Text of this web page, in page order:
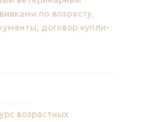
по возрасту,
договор купли-
возрастных